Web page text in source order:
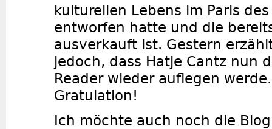
kulturellen Lebens im Paris
entworfen hatte und die
ausverkauft ist. Gestern
jedoch, dass Hatje Cantz nun
Reader wieder auflegen
Gratulation!
Ich möchte auch noch die